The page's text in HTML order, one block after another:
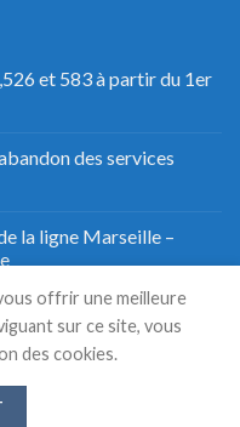
et 583 à partir du 1er
des services
la ligne Marseille –
retour
offrir une meilleure
sur ce site, vous
des cookies.